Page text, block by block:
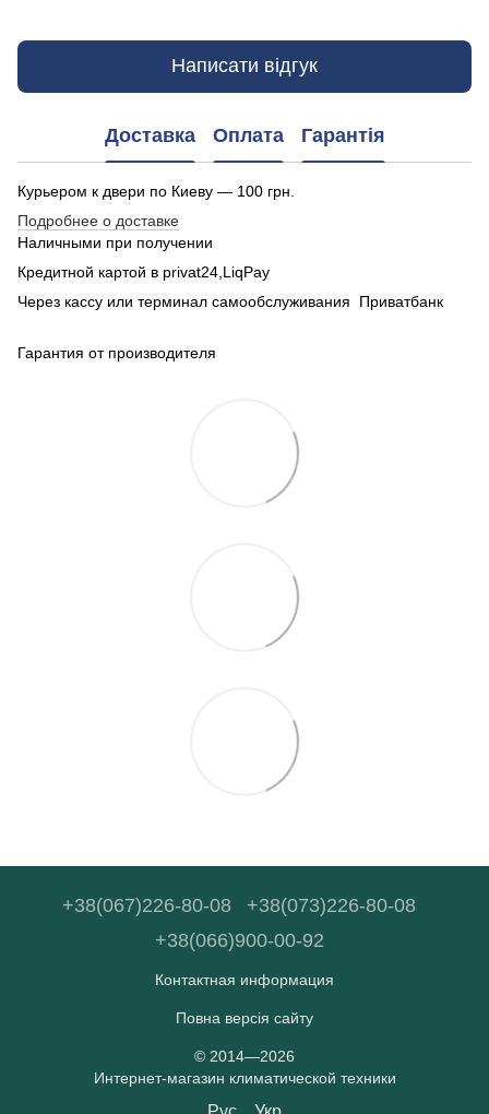
Написати відгук
Доставка Оплата Гарантія
Курьером к двери по Киеву — 100 грн.
Подробнее о доставке
Наличными при получении
Кредитной картой в privat24,LiqPay
Через кассу или терминал самообслуживания Приватбанк
Гарантия от производителя
+38(067)226-80-08
+38(073)226-80-08
+38(066)900-00-92
Контактная информация
Повна версія сайту
© 2014—2026
Интернет-магазин климатической техники